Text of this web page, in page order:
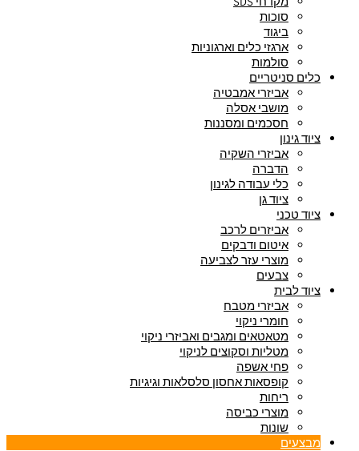
סוכות
ביגוד
ארגזי כלים וארגוניות
סולמות
כלים סניטריים
אביזרי אמבטיה
מושבי אסלה
חסכמים ומסננות
ציוד גינון
אביזרי השקיה
הדברה
כלי עבודה לגינון
ציוד גן
ציוד טכני
אביזרים לרכב
איטום ודבקים
מוצרי עזר לצביעה
צבעים
ציוד לבית
אביזרי מטבח
חומרי ניקוי
מטאטאים ומגבים ואביזרי ניקוי
מטליות וסקוצים לניקוי
פחי אשפה
קופסאות אחסון סלסלאות וגיגיות
ריחות
מוצרי כביסה
שונות
מבצעים